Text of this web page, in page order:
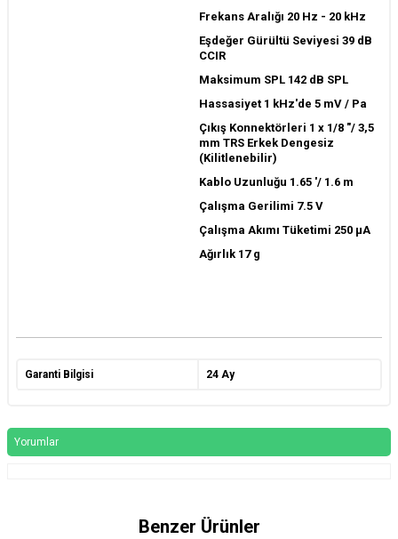
Frekans Aralığı 20 Hz - 20 kHz
Eşdeğer Gürültü Seviyesi 39 dB
CCIR
Maksimum SPL 142 dB SPL
Hassasiyet 1 kHz'de 5 mV / Pa
Çıkış Konnektörleri 1 x 1/8 "/ 3,5
mm TRS Erkek Dengesiz
(Kilitlenebilir)
Kablo Uzunluğu 1.65 '/ 1.6 m
Çalışma Gerilimi 7.5 V
Çalışma Akımı Tüketimi 250 µA
Ağırlık 17 g
Garanti Bilgisi 24 Ay
Yorumlar
Benzer Ürünler